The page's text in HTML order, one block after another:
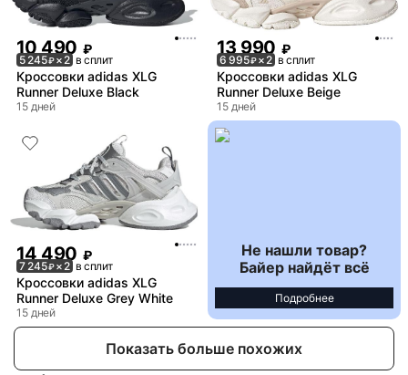
10 490 ₽
5 245₽× 2 в сплит
Кроссовки adidas XLG
Runner Deluxe Black
15 дней
13 990 ₽
6 995₽× 2 в сплит
Кроссовки adidas XLG
Runner Deluxe Beige
15 дней
14 490 ₽
7 245₽× 2 в сплит
Кроссовки adidas XLG
Runner Deluxe Grey White
15 дней
Не нашли товар?
Байер найдёт всё
Подробнее
Показать больше похожих